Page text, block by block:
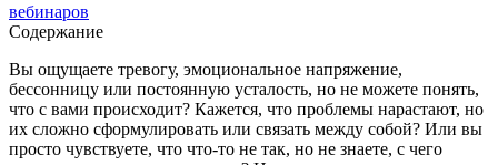
вебинаров
Содержание
Вы ощущаете тревогу, эмоциональное напряжение,
бессонницу или постоянную усталость, но не можете понять,
что с вами происходит? Кажется, что проблемы нарастают, но
их сложно сформулировать или связать между собой? Или вы
просто чувствуете, что что-то не так, но не знаете, с чего